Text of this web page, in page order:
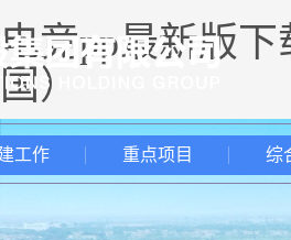
电竞pp最新版
国）
工作 重点项目 综